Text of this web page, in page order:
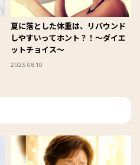
夏に落とした体重は、リバウンド
しやすいってホント？！～ダイエ
ットチョイス～
2023.08.10